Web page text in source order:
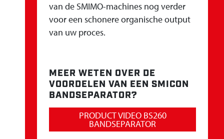
van de SMIMO-machines nog verder
voor een schonere organische output
van uw proces.
MEER WETEN OVER DE
VOORDELEN VAN EEN SMICON
BANDSEPARATOR?
PRODUCT VIDEO BS260
BANDSEPARATOR